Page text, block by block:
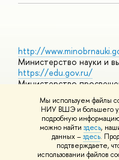
Мы используем файлы
НИУ ВШЭ и большего
подробную
можно найти здесь,
данных –здесь.
подтверждаете,
использовании файлов
http://
Министерство науки и
https://edu.gov.ru/
Министерство
https://elearning.hse.ru/
Массовые открытые
© НИУ ВШЭ 1993–2026
использования материалов